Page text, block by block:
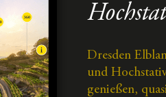
Dresden
und
genießen,